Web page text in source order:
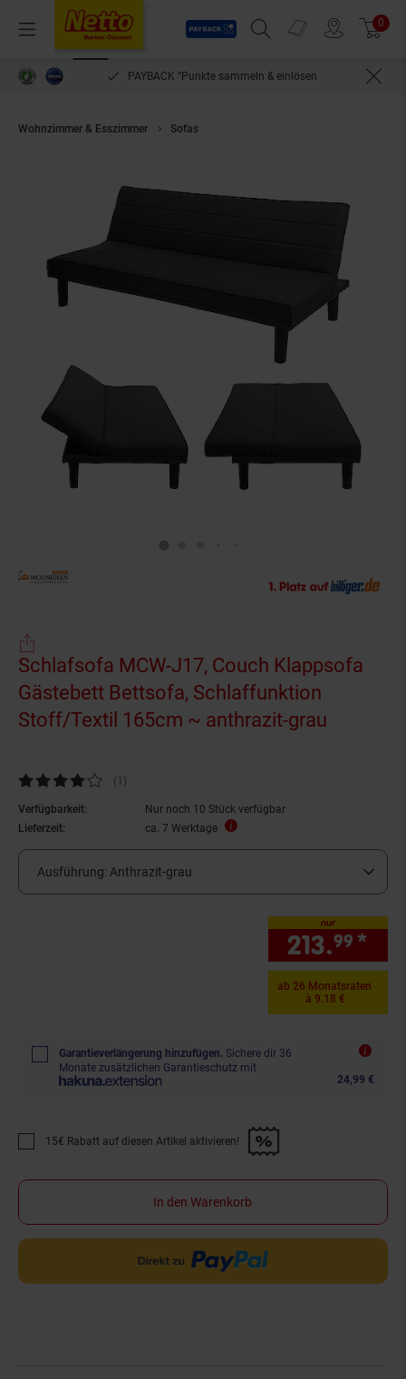
Menü
Payback
Suchfeld einblenden
Prospekte 0
PAYBACK °Punkte sammeln & einlösen
Wohnzimmer & Esszimmer Sofas
Schlafsofa MCW-J17, Couch Klappsofa
Gästebett Bettsofa, Schlaffunktion
Stoff/Textil 165cm ~ anthrazit-grau
Kundenbewertung: 4 von 5 Sternen
(1 Kundenbewertungen
)
Verfügbarkeit:
Nur noch 10 Stück verfügbar
Lieferzeit:
ca. 7 Werktage
Ausführung: Anthrazit-grau
nur
213.99 *
ab 26 Monatsraten
à 9.18 €
Garantieverlängerung hinzufügen. Sichere dir 36
Monate zusätzlichen Garantieschutz mit
24,99 €
Promotion "15€ Rabatt auf diesen Artikel aktivieren!" anwenden
15€ Rabatt auf diesen Artikel aktivieren!
In den Warenkorb